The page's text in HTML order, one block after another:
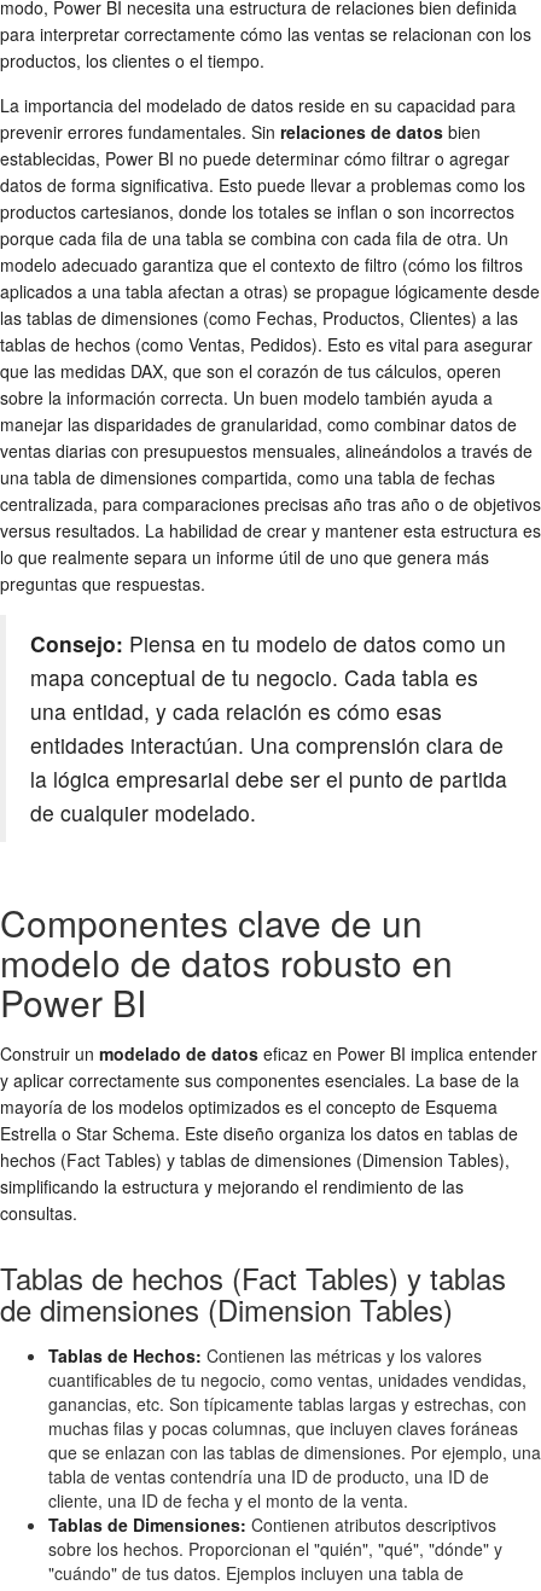
modo, Power BI necesita una estructura de relaciones bien definida
para interpretar correctamente cómo las ventas se relacionan con los
productos, los clientes o el tiempo.
La importancia del modelado de datos reside en su capacidad para
prevenir errores fundamentales. Sin relaciones de datos bien
establecidas, Power BI no puede determinar cómo filtrar o agregar
datos de forma significativa. Esto puede llevar a problemas como los
productos cartesianos, donde los totales se inflan o son incorrectos
porque cada fila de una tabla se combina con cada fila de otra. Un
modelo adecuado garantiza que el contexto de filtro (cómo los filtros
aplicados a una tabla afectan a otras) se propague lógicamente desde
las tablas de dimensiones (como Fechas, Productos, Clientes) a las
tablas de hechos (como Ventas, Pedidos). Esto es vital para asegurar
que las medidas DAX, que son el corazón de tus cálculos, operen
sobre la información correcta. Un buen modelo también ayuda a
manejar las disparidades de granularidad, como combinar datos de
ventas diarias con presupuestos mensuales, alineándolos a través de
una tabla de dimensiones compartida, como una tabla de fechas
centralizada, para comparaciones precisas año tras año o de objetivos
versus resultados. La habilidad de crear y mantener esta estructura es
lo que realmente separa un informe útil de uno que genera más
preguntas que respuestas.
Consejo: Piensa en tu modelo de datos como un
mapa conceptual de tu negocio. Cada tabla es
una entidad, y cada relación es cómo esas
entidades interactúan. Una comprensión clara de
la lógica empresarial debe ser el punto de partida
de cualquier modelado.
Componentes clave de un
modelo de datos robusto en
Power BI
Construir un modelado de datos eficaz en Power BI implica entender
y aplicar correctamente sus componentes esenciales. La base de la
mayoría de los modelos optimizados es el concepto de Esquema
Estrella o Star Schema. Este diseño organiza los datos en tablas de
hechos (Fact Tables) y tablas de dimensiones (Dimension Tables),
simplificando la estructura y mejorando el rendimiento de las
consultas.
Tablas de hechos (Fact Tables) y tablas
de dimensiones (Dimension Tables)
Tablas de Hechos: Contienen las métricas y los valores
cuantificables de tu negocio, como ventas, unidades vendidas,
ganancias, etc. Son típicamente tablas largas y estrechas, con
muchas filas y pocas columnas, que incluyen claves foráneas
que se enlazan con las tablas de dimensiones. Por ejemplo, una
tabla de ventas contendría una ID de producto, una ID de
cliente, una ID de fecha y el monto de la venta.
Tablas de Dimensiones: Contienen atributos descriptivos
sobre los hechos. Proporcionan el "quién", "qué", "dónde" y
"cuándo" de tus datos. Ejemplos incluyen una tabla de